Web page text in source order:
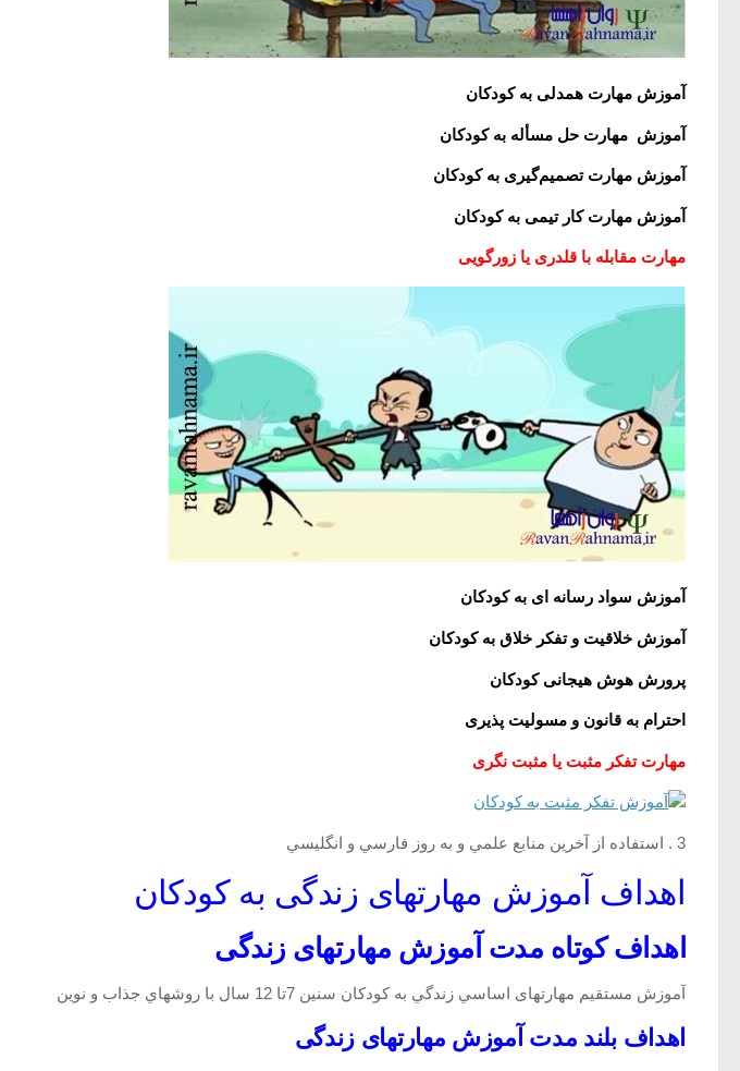
آموزش مهارت همدلی به کودکان
آموزش مهارت حل مسأله به کودکان
آموزش مهارت تصميم‌گيری به کودکان
آموزش مهارت کار تيمی به کودکان
مهارت مقابله با قلدری یا زورگویی
آموزش سواد رسانه ای به کودکان
آموزش خلاقیت و تفکر خلاق به کودکان
پرورش هوش هیجانی کودکان
احترام به قانون و مسولیت پذیری
مهارت تفکر مثبت یا مثبت نگری
3 . استفاده از آخرين منابع علمي و به روز فارسي و انگليسي
اهداف آموزش مهارتهای زندگی به کودکان
اهداف کوتاه مدت آموزش مهارتهای زندگی
آموزش مستقيم مهارتهای اساسي زندگي به کودکان سنين 7تا 12 سال با روشهاي جذاب و نوين
اهداف بلند مدت آموزش مهارتهای زندگی